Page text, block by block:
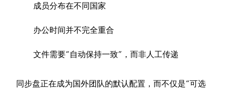
成员分布在不同国家
办公时间并不完全重合
文件需要“自动保持一致”，而非人工传递
同步盘正在成为国外团队的默认配置，而不仅是“可选